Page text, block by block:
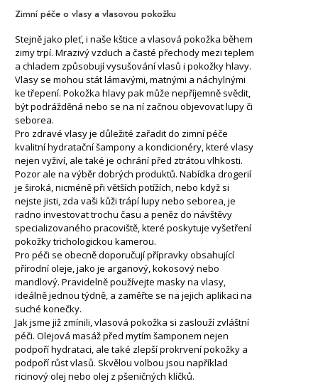
Zimní péče o vlasy a vlasovou pokožku
Stejně jako pleť, i naše kštice a vlasová pokožka během
zimy trpí. Mrazivý vzduch a časté přechody mezi teplem
a chladem způsobují vysušování vlasů i pokožky hlavy.
Vlasy se mohou stát lámavými, matnými a náchylnými
ke třepení. Pokožka hlavy pak může nepříjemně svědit,
být podrážděná nebo se na ní začnou objevovat lupy či
seborea.
Pro zdravé vlasy je důležité zařadit do zimní péče
kvalitní hydratační šampony a kondicionéry, které vlasy
nejen vyživí, ale také je ochrání před ztrátou vlhkosti.
Pozor ale na výběr dobrých produktů. Nabídka drogerií
je široká, nicméně při větších potížích, nebo když si
nejste jisti, zda vaši kůži trápí lupy nebo seborea, je
radno investovat trochu času a peněz do návštěvy
specializovaného pracoviště, které poskytuje vyšetření
pokožky trichologickou kamerou.
Pro péči se obecně doporučují přípravky obsahující
přírodní oleje, jako je arganový, kokosový nebo
mandlový. Pravidelně používejte masky na vlasy,
ideálně jednou týdně, a zaměřte se na jejich aplikaci na
suché konečky.
Jak jsme již zmínili, vlasová pokožka si zaslouží zvláštní
péči. Olejová masáž před mytím šamponem nejen
podpoří hydrataci, ale také zlepší prokrvení pokožky a
podpoří růst vlasů. Skvělou volbou jsou například
ricinový olej nebo olej z pšeničných klíčků.